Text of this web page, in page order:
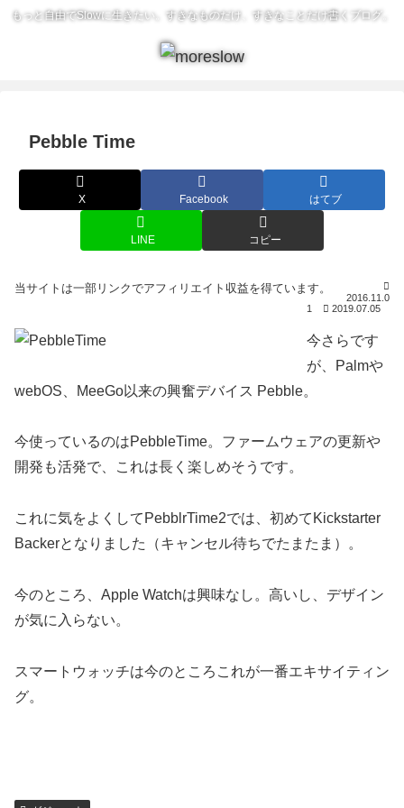
もっと自由でSlowに生きたい。すきなものだけ、すきなことだけ書くブログ。
Pebble Time
X Facebook はてブ
LINE コピー
2016.11.0
1
2019.07.05
今さらです
が、Palmや
webOS、MeeGo以来の興奮デバイス Pebble。
今使っているのはPebbleTime。ファームウェアの更新や
開発も活発で、これは長く楽しめそうです。
これに気をよくしてPebblrTime2では、初めてKickstarter
Backerとなりました（キャンセル待ちでたまたま）。
今のところ、Apple Watchは興味なし。高いし、デザイン
が気に入らない。
スマートウォッチは今のところこれが一番エキサイティン
グ。